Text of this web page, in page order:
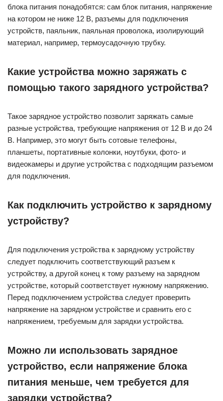
блока питания понадобятся: сам блок питания, напряжение
на котором не ниже 12 В, разъемы для подключения
устройств, паяльник, паяльная проволока, изолирующий
материал, например, термоусадочную трубку.
Какие устройства можно заряжать с
помощью такого зарядного устройства?
Такое зарядное устройство позволит заряжать самые
разные устройства, требующие напряжения от 12 В и до 24
В. Например, это могут быть сотовые телефоны,
планшеты, портативные колонки, ноутбуки, фото- и
видеокамеры и другие устройства с подходящим разъемом
для подключения.
Как подключить устройство к зарядному
устройству?
Для подключения устройства к зарядному устройству
следует подключить соответствующий разъем к
устройству, а другой конец к тому разъему на зарядном
устройстве, который соответствует нужному напряжению.
Перед подключением устройства следует проверить
напряжение на зарядном устройстве и сравнить его с
напряжением, требуемым для зарядки устройства.
Можно ли использовать зарядное
устройство, если напряжение блока
питания меньше, чем требуется для
зарядки устройства?